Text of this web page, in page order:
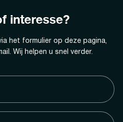
interesse?
het formulier op deze pagina,
Wij helpen u snel verder.